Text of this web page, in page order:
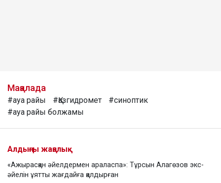
Мақалада
#ауа райы #Қазгидромет
#синоптик
#ауа райы болжамы
Алдыңғы жаңалық
«Ажырасқан әйелдермен араласпа»: Тұрсын Алагөзов экс-
әйелін ұятты жағдайға қалдырған